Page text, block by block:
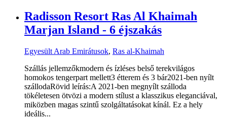
Radisson Resort Ras Al Khaimah
Marjan Island - 6 éjszakás
Egyesült Arab Emirátusok, Ras al-Khaimah
Szállás jellemzőkmodern és ízléses belső terekvilágos
homokos tengerpart mellett3 étterem és 3 bár2021-ben nyílt
szállodaRövid leírás:A 2021-ben megnyílt szálloda
tökéletesen ötvözi a modern stílust a klasszikus eleganciával,
miközben magas szintű szolgáltatásokat kínál. Ez a hely
ideális...